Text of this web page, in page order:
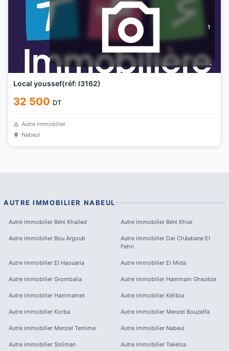
1
Local youssef(réf: l3162)
32 500 DT
Autre immobilier
Nabeul
AUTRE IMMOBILIER NABEUL
Autre immobilier Béni Khalled Autre immobilier Béni Khiar
Autre immobilier Bou Argoub Autre immobilier Dar Châabane El
Fehri
Autre immobilier El Haouaria Autre immobilier El Mida
Autre immobilier Grombalia Autre immobilier Hammam Ghezèze
Autre immobilier Hammamet Autre immobilier Kélibia
Autre immobilier Korba Autre immobilier Menzel Bouzelfa
Autre immobilier Menzel Temime Autre immobilier Nabeul
Autre immobilier Soliman Autre immobilier Takelsa